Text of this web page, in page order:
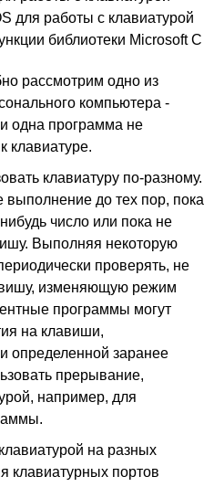
для работы с клавиатурой
библиотеки Microsoft C
рассмотрим одно из
компьютера -
одна программа не
клавиатуре.
клавиатуру по-разному.
до тех пор, пока
число или пока не
Выполняя некоторую
проверять, не
изменяющую режим
программы могут
на клавиши,
определенной заранее
прерывание,
например, для
на разных
клавиатурных портов